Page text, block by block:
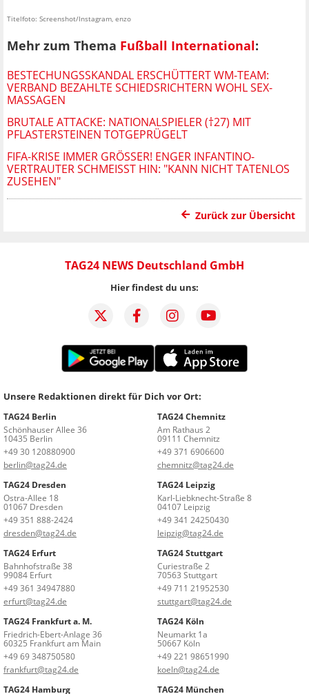
Titelfoto: Screenshot/Instagram, enzo
Mehr zum Thema Fußball International:
BESTECHUNGSSKANDAL ERSCHÜTTERT WM-TEAM:
VERBAND BEZAHLTE SCHIEDSRICHTERN WOHL SEX-
MASSAGEN
BRUTALE ATTACKE: NATIONALSPIELER (†27) MIT
PFLASTERSTEINEN TOTGEPRÜGELT
FIFA-KRISE IMMER GRÖSSER! ENGER INFANTINO-V
ERTRAUTER SCHMEISST HIN: "KANN NICHT TATENLOS ZU
SEHEN"
Zurück zur Übersicht
TAG24 NEWS Deutschland GmbH
Hier findest du uns:
Unsere Redaktionen direkt für Dich vor Ort:
TAG24 Berlin
Schönhauser Allee 36
10435 Berlin
+49 30 120880900
berlin@tag24.de
TAG24 Chemnitz
Am Rathaus 2
09111 Chemnitz
+49 371 6906600
chemnitz@tag24.de
TAG24 Dresden
Ostra-Allee 18
01067 Dresden
+49 351 888-2424
dresden@tag24.de
TAG24 Leipzig
Karl-Liebknecht-Straße 8
04107 Leipzig
+49 341 24250430
leipzig@tag24.de
TAG24 Erfurt
Bahnhofstraße 38
99084 Erfurt
+49 361 34947880
erfurt@tag24.de
TAG24 Stuttgart
Curiestraße 2
70563 Stuttgart
+49 711 21952530
stuttgart@tag24.de
TAG24 Frankfurt a. M.
Friedrich-Ebert-Anlage 36
60325 Frankfurt am Main
+49 69 348750580
frankfurt@tag24.de
TAG24 Köln
Neumarkt 1a
50667 Köln
+49 221 98651990
koeln@tag24.de
TAG24 Hamburg
TAG24 München